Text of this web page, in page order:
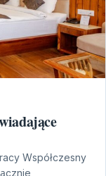
Współczesny